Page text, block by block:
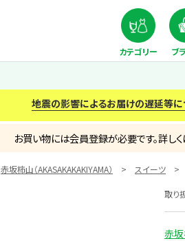
カテゴリー ブ
地震の影響によるお届けの遅延等
お買い物には会員登録が必要です。詳し
赤坂柿山（AKASAKAKAKIYAMA） スイーツ
取り
赤